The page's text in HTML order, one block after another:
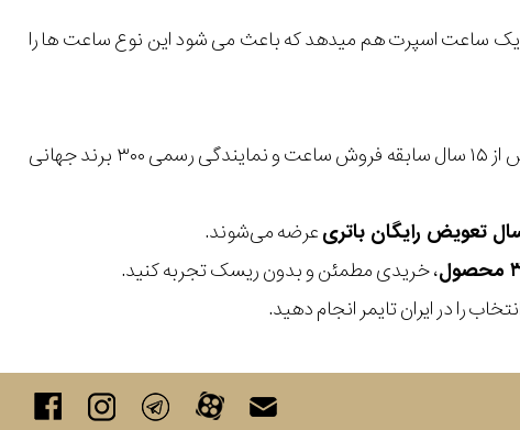
یک ساعت اسپرت هم میدهد که باعث می شود این نوع ساعت ها را
با بیش از ۱۵ سال سابقه فروش ساعت و نمایندگی رسمی ۳۰۰ برند جهانی
عرضه می‌شوند.
، خریدی مطمئن و بدون ریسک تجربه کنید.
را در ایران تایمر انجام دهید.